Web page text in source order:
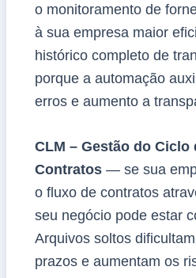
o monitoramento de
à sua empresa maior
histórico completo de
porque a automação
erros e aumento a
CLM – Gestão do Ciclo
Contratos — se sua
o fluxo de contratos
seu negócio pode estar
Arquivos soltos
prazos e aumentam os